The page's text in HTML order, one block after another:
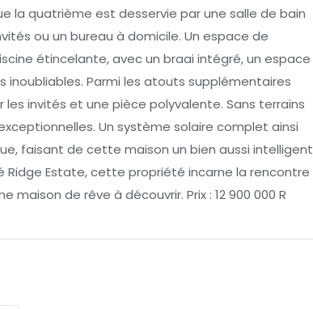
la quatrième est desservie par une salle de bain
ou un bureau à domicile. Un espace de
étincelante, avec un braai intégré, un espace
Parmi les atouts supplémentaires
invités et une pièce polyvalente. Sans terrains
Un système solaire complet ainsi
faisant de cette maison un bien aussi intelligent
Estate, cette propriété incarne la rencontre
de rêve à découvrir. Prix : 12 900 000 R